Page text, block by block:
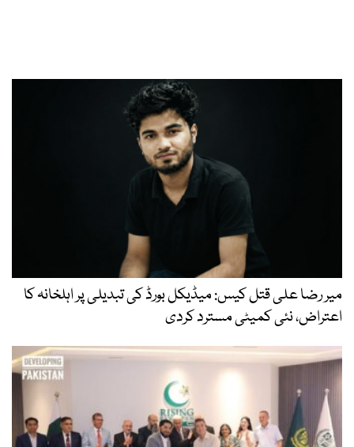
میر رضا علی قتل کیس: میڈیکل بورڈ کی تبدیلی پر اہلخانہ کا
اعتراض، نئی کمیٹی مسترد کردی